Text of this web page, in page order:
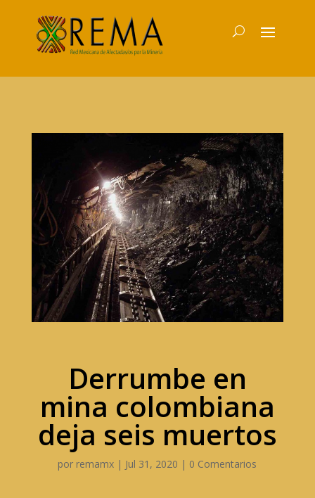
Derrumbe en
mina colombiana
deja seis muertos
por remamx | Jul 31, 2020 | 0 Comentarios